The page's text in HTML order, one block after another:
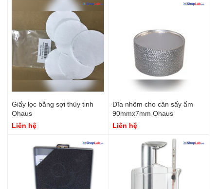
Giấy lọc bằng sợi thủy tinh
Ohaus
Liên hệ
Đĩa nhôm cho cân sấy ẩm
90mmx7mm Ohaus
Liên hệ